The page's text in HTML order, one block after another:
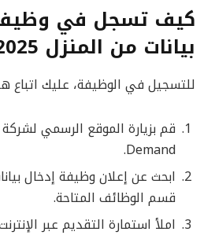
كيف تسجل في
بيانات من المنزل 2025
للتسجيل في الوظيفة، عليك اتباع
Demand.
ابحث عن إعلان وظيفة إدخال
قسم الوظائف المتاحة.
املأ استمارة التقديم عبر